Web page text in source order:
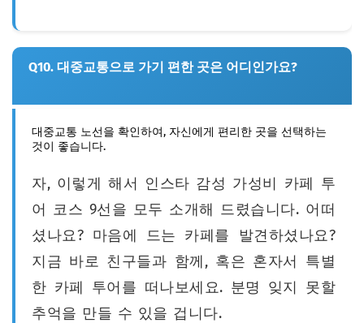
Q10. 대중교통으로 가기 편한 곳은 어디인가요?
대중교통 노선을 확인하여, 자신에게 편리한 곳을 선택하는
것이 좋습니다.
자, 이렇게 해서 인스타 감성 가성비 카페 투
어 코스 9선을 모두 소개해 드렸습니다. 어떠
셨나요? 마음에 드는 카페를 발견하셨나요?
지금 바로 친구들과 함께, 혹은 혼자서 특별
한 카페 투어를 떠나보세요. 분명 잊지 못할
추억을 만들 수 있을 겁니다.